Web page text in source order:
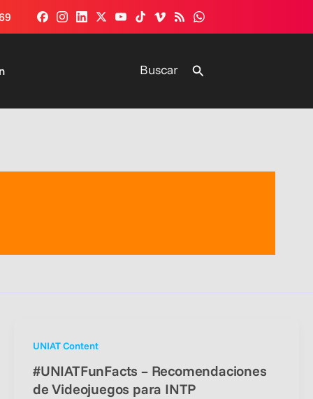
Buscar Buscar
UNIAT Content
#UNIATFunFacts – Recomendaciones
de Videojuegos para INTP